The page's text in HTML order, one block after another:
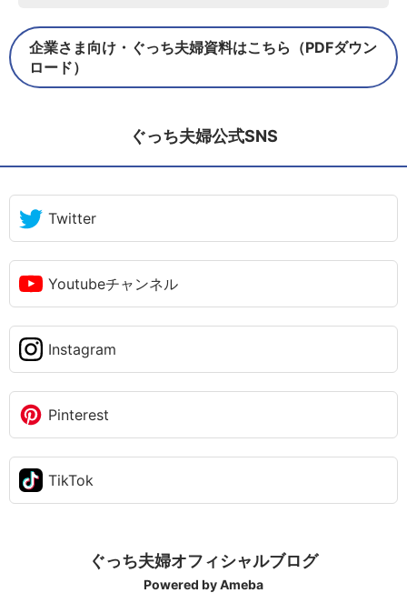
企業さま向け・ぐっち夫婦資料はこちら（PDFダウン
ロード）
ぐっち夫婦公式SNS
Twitter
Youtubeチャンネル
Instagram
Pinterest
TikTok
ぐっち夫婦オフィシャルブログ
Powered by Ameba